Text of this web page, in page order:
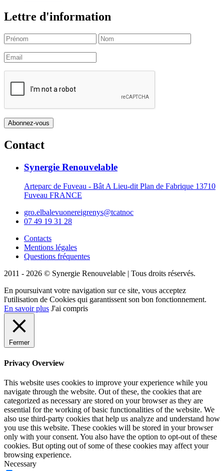
Lettre d'information
Contact
Synergie Renouvelable
Arteparc de Fuveau - Bât A Lieu-dit Plan de Fabrique 13710
Fuveau FRANCE
gro.elbalevuonereigrenys@tcatnoc
07 49 19 31 28
Contacts
Mentions légales
Questions fréquentes
2011 - 2026 © Synergie Renouvelable | Tous droits réservés.
En poursuivant votre navigation sur ce site, vous acceptez
l'utilisation de Cookies qui garantissent son bon fonctionnement.
En savoir plus J'ai compris
Fermer
Privacy Overview
This website uses cookies to improve your experience while you
navigate through the website. Out of these, the cookies that are
categorized as necessary are stored on your browser as they are
essential for the working of basic functionalities of the website. We
also use third-party cookies that help us analyze and understand how
you use this website. These cookies will be stored in your browser
only with your consent. You also have the option to opt-out of these
cookies. But opting out of some of these cookies may affect your
browsing experience.
Necessary